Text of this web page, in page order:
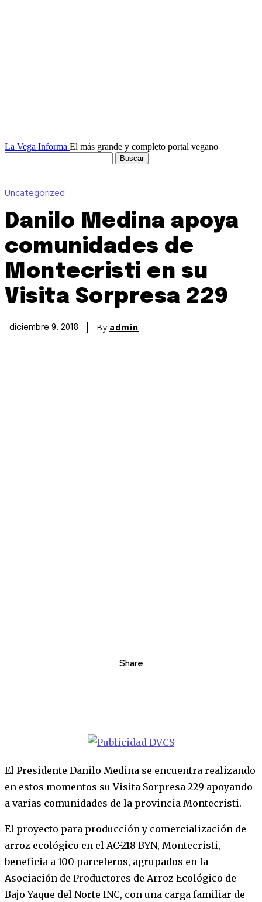
La Vega Informa El más grande y completo portal vegano
Uncategorized
Danilo Medina apoya
comunidades de
Montecristi en su
Visita Sorpresa 229
diciembre 9, 2018 By admin
Share
El Presidente Danilo Medina se encuentra realizando
en estos momentos su Visita Sorpresa 229 apoyando
a varias comunidades de la provincia Montecristi.
El proyecto para producción y comercialización de
arroz ecológico en el AC-218 BYN, Montecristi,
beneficia a 100 parceleros, agrupados en la
Asociación de Productores de Arroz Ecológico de
Bajo Yaque del Norte INC, con una carga familiar de